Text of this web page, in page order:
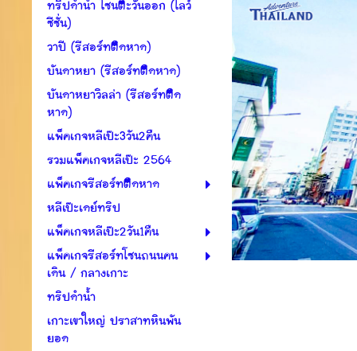
ทริปดำน้ำ โซนตะวันออก (โลว์
ซีซั่น)
วาปี (รีสอร์ทติดหาด)
บันดาหยา (รีสอร์ทติดหาด)
บันดาหยาวิลล่า (รีสอร์ทติด
หาด)
แพ็คเกจหลีเป๊ะ3วัน2คืน
รวมแพ็คเกจหลีเป๊ะ 2564
แพ็คเกจรีสอร์ทติดหาด
หลีเป๊ะเดย์ทริป
แพ็คเกจหลีเป๊ะ2วัน1คืน
แพ็คเกจรีสอร์ทโซนถนนคน
เดิน / กลางเกาะ
ทริปดำน้ำ
เกาะเขาใหญ่ ปราสาทหินพัน
ยอด